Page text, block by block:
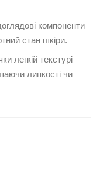
компоненти
стан шкіри.
легкій текстурі
липкості чи